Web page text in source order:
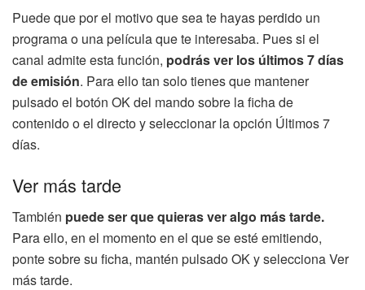
Puede que por el motivo que sea te hayas perdido un
programa o una película que te interesaba. Pues si el
canal admite esta función, podrás ver los últimos 7 días
de emisión. Para ello tan solo tienes que mantener
pulsado el botón OK del mando sobre la ficha de
contenido o el directo y seleccionar la opción Últimos 7
días.
Ver más tarde
También puede ser que quieras ver algo más tarde.
Para ello, en el momento en el que se esté emitiendo,
ponte sobre su ficha, mantén pulsado OK y selecciona Ver
más tarde.